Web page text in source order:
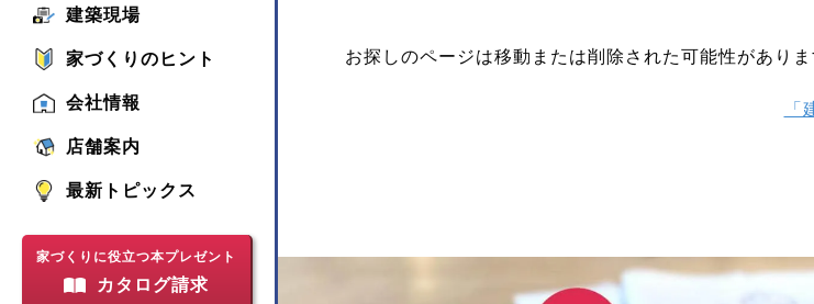
建築現場
家づくりのヒント
会社情報
店舗案内
最新トピックス
家づくりに役立つ本プレゼント
カタログ請求
お探しのページは移動または削除された可能性があり
「